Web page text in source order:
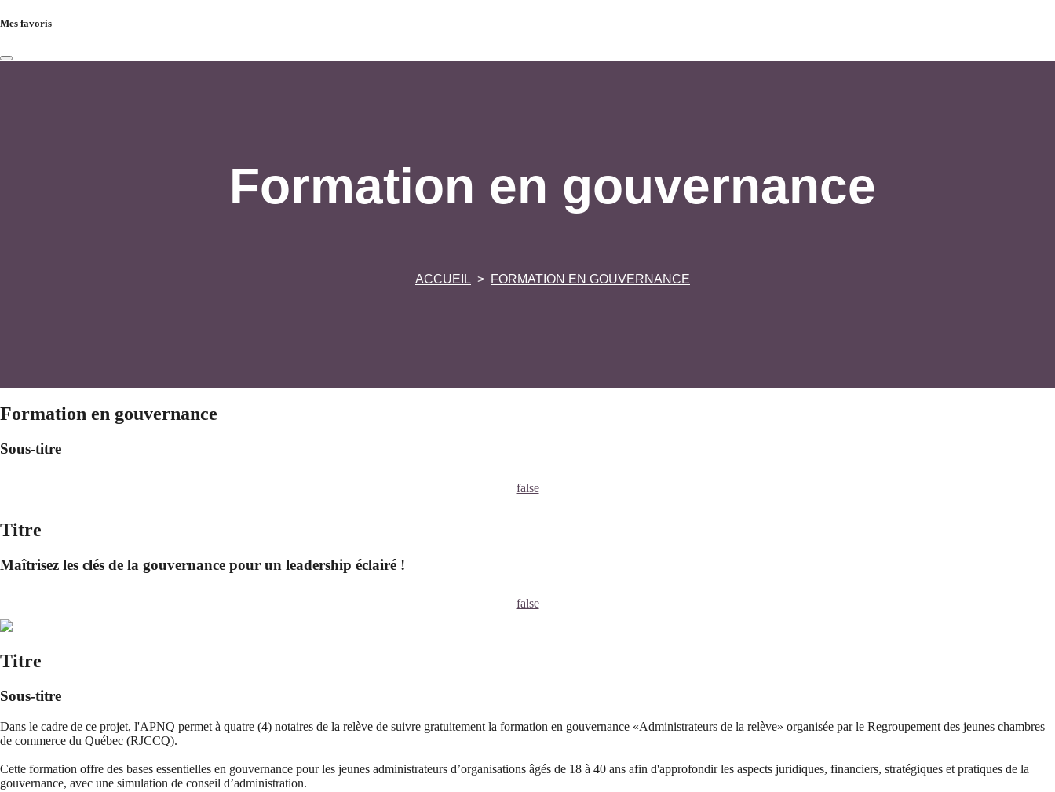
Mes favoris
Formation en gouvernance
ACCUEIL FORMATION EN GOUVERNANCE
Formation en gouvernance
Sous-titre
false
Titre
Maîtrisez les clés de la gouvernance pour un leadership éclairé !
false
Titre
Sous-titre
Dans le cadre de ce projet, l'APNQ permet à quatre (4) notaires de la relève de suivre gratuitement la formation en gouvernance «Administrateurs de la relève» organisée par le Regroupement des jeunes chambres
de commerce du Québec (RJCCQ).
Cette formation offre des bases essentielles en gouvernance pour les jeunes administrateurs d’organisations âgés de 18 à 40 ans afin d'approfondir les aspects juridiques, financiers, stratégiques et pratiques de la
gouvernance, avec une simulation de conseil d’administration.